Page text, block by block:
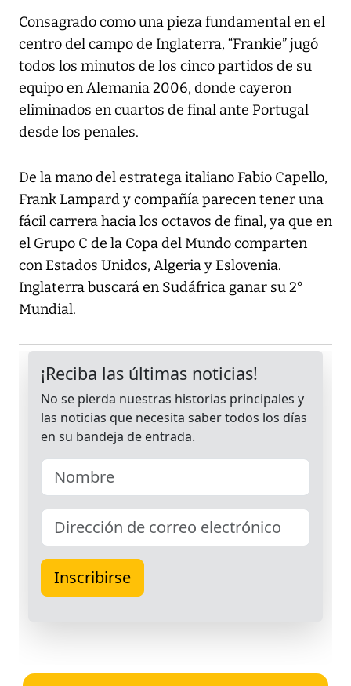
Consagrado como una pieza fundamental en el
centro del campo de Inglaterra, “Frankie” jugó
todos los minutos de los cinco partidos de su
equipo en Alemania 2006, donde cayeron
eliminados en cuartos de final ante Portugal
desde los penales.
De la mano del estratega italiano Fabio Capello,
Frank Lampard y compañía parecen tener una
fácil carrera hacia los octavos de final, ya que en
el Grupo C de la Copa del Mundo comparten
con Estados Unidos, Algeria y Eslovenia.
Inglaterra buscará en Sudáfrica ganar su 2°
Mundial.